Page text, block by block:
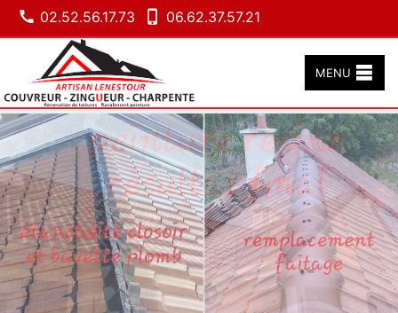
02.52.56.17.73 06.62.37.57.21
MENU